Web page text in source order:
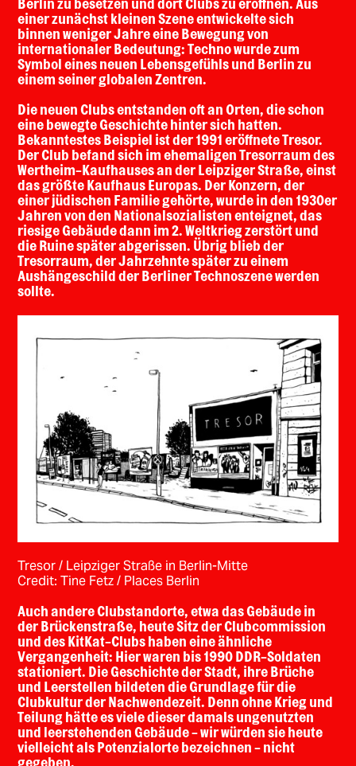
Berlin zu besetzen und dort Clubs zu eröffnen. Aus
einer zunächst kleinen Szene entwickelte sich
binnen weniger Jahre eine Bewegung von
internationaler Bedeutung: Techno wurde zum
Symbol eines neuen Lebensgefühls und Berlin zu
einem seiner globalen Zentren.
Die neuen Clubs entstanden oft an Orten, die schon
eine bewegte Geschichte hinter sich hatten.
Bekanntestes Beispiel ist der 1991 eröffnete Tresor.
Der Club befand sich im ehemaligen Tresorraum des
Wertheim-Kaufhauses an der Leipziger Straße, einst
das größte Kaufhaus Europas. Der Konzern, der
einer jüdischen Familie gehörte, wurde in den 1930er
Jahren von den Nationalsozialisten enteignet, das
riesige Gebäude dann im 2. Weltkrieg zerstört und
die Ruine später abgerissen. Übrig blieb der
Tresorraum, der Jahrzehnte später zu einem
Aushängeschild der Berliner Technoszene werden
sollte.
Tresor / Leipziger Straße in Berlin-Mitte
Credit: Tine Fetz / Places Berlin
Auch andere Clubstandorte, etwa das Gebäude in
der Brückenstraße, heute Sitz der Clubcommission
und des KitKat-Clubs haben eine ähnliche
Vergangenheit: Hier waren bis 1990 DDR-Soldaten
stationiert. Die Geschichte der Stadt, ihre Brüche
und Leerstellen bildeten die Grundlage für die
Clubkultur der Nachwendezeit. Denn ohne Krieg und
Teilung hätte es viele dieser damals ungenutzten
und leerstehenden Gebäude - wir würden sie heute
vielleicht als Potenzialorte bezeichnen - nicht
gegeben.